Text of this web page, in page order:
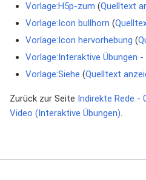
Vorlage:H5p-zum (Quelltext
Vorlage:Icon bullhorn (
Vorlage:Icon hervorhebung (
Vorlage:Interaktive Übungen
Vorlage:Siehe (Quelltext
Zurück zur Seite Indirekte Rede -
Video (Interaktive Übungen).